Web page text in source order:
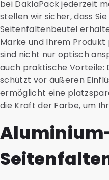
bei DaklaPack jederzeit
stellen wir sicher, dass
Seitenfaltenbeutel
Marke und Ihrem
sind nicht nur optisch
auch praktische Vorteile:
schützt vor äußeren
ermöglicht eine
die Kraft der Farbe, um